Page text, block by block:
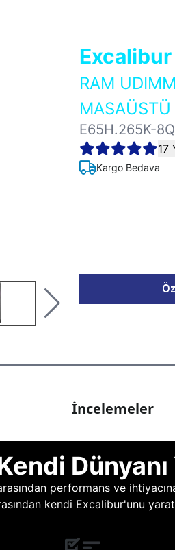
RAM
MASAÜSTÜ
E65H.265K-
17
Kargo Bedava
İncelemeler
performans ve
kendi Excalibur'unu